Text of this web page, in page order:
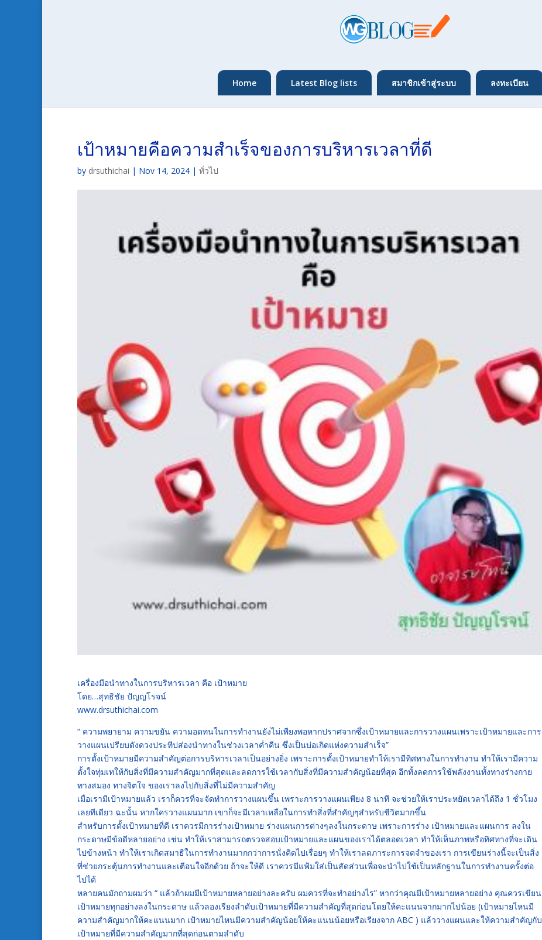
Home Latest Blog lists สมาชิกเข้าสู่ระบบ ลงทะเบียน
เป้าหมายคือความสำเร็จของการบริหารเวลาที่ดี
by drsuthichai | Nov 14, 2024 | ทั่วไป
เครื่องมือนำทางในการบริหารเวลา คือ เป้าหมาย
โดย…สุทธิชัย ปัญญโรจน์
www.drsuthichai.com
“ ความพยายาม ความขยัน ความอดทนในการทำงานยังไม่เพียงพอหากปราศจากซึ่งเป้าหมายและการวางแผนเพราะเป้าหมายและการ
วางแผนเปรียบดังดวงประทีปส่องนำทางในช่วงเวลาค่ำคืน ซึ่งเป็นบ่อเกิดแห่งความสำเร็จ”
การตั้งเป้าหมายมีความสำคัญต่อการบริหารเวลาเป็นอย่างยิ่ง เพราะการตั้งเป้าหมายทำให้เรามีทิศทางในการทำงาน ทำให้เรามีความ
ตั้งใจทุ่มเทให้กับสิ่งที่มีความสำคัญมากที่สุดและลดการใช้เวลากับสิ่งที่มีความสำคัญน้อยที่สุด อีกทั้งลดการใช้พลังงานทั้งทางร่างกาย
ทางสมอง ทางจิตใจ ของเราลงไปกับสิ่งที่ไม่มีความสำคัญ
เมื่อเรามีเป้าหมายแล้ว เราก็ควรที่จะจัดทำการวางแผนขึ้น เพราะการวางแผนเพียง 8 นาที จะช่วยให้เราประหยัดเวลาได้ถึง 1 ชั่วโมง
เลยทีเดียว ฉะนั้น หากใครวางแผนมาก เขาก็จะมีเวลาเหลือในการทำสิ่งที่สำคัญๆสำหรับชีวิตมากขึ้น
สำหรับการตั้งเป้าหมายที่ดี เราควรมีการร่างเป้าหมาย ร่างแผนการต่างๆลงในกระดาษ เพราะการร่าง เป้าหมายและแผนการ ลงใน
กระดาษมีข้อดีหลายอย่าง เช่น ทำให้เราสามารถตรวจสอบเป้าหมายและแผนของเราได้ตลอดเวลา ทำให้เห็นภาพหรือทิศทางที่จะเดิน
ไปข้างหน้า ทำให้เราเกิดสมาธิในการทำงานมากกว่าการนั่งคิดไปเรื่อยๆ ทำให้เราลดภาระการจดจำของเรา การเขียนร่างนี้จะเป็นสิ่ง
ที่ช่วยกระตุ้นการทำงานและเตือนใจอีกด้วย ถ้าจะให้ดี เราควรมีแฟ้มใส่เป็นสัดส่วนเพื่อจะนำไปใช้เป็นหลักฐานในการทำงานครั้งต่อ
ไปได้
หลายคนมักถามผมว่า “ แล้วถ้าผมมีเป้าหมายหลายอย่างละครับ ผมควรที่จะทำอย่างไร” หากว่าคุณมีเป้าหมายหลายอย่าง คุณควรเขียน
เป้าหมายทุกอย่างลงในกระดาษ แล้วลองเรียงลำดับเป้าหมายที่มีความสำคัญที่สุดก่อนโดยให้คะแนนจากมากไปน้อย (เป้าหมายไหนมี
ความสำคัญมากให้คะแนนมาก เป้าหมายไหนมีความสำคัญน้อยให้คะแนนน้อยหรือเรียงจาก ABC ) แล้ววางแผนและให้ความสำคัญกับ
เป้าหมายที่มีความสำคัญมากที่สุดก่อนตามลำดับ